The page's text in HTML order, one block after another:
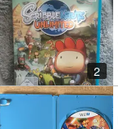
2